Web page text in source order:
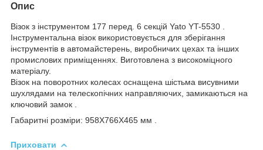
Опис
Візок з інструментом 177 перед. 6 секцій Yato YT-5530 .
Інструментальна візок використовується для зберігання
інструментів в автомайстерень, виробничих цехах та інших
промислових приміщеннях. Виготовлена з високоміцного
матеріалу.
Візок на поворотних колесах оснащена шістьма висувними
шухлядами на телескопічних направляючих, замикаються на
ключовий замок .
Габаритні розміри: 958Х766Х465 мм .
Приховати